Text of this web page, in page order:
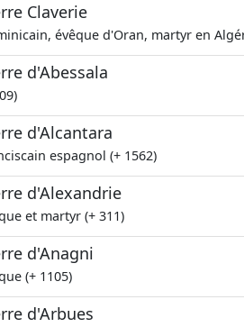
Claverie
évêque d'Oran, martyr en
d'Abessala
d'Alcantara
espagnol (+ 1562)
d'Alexandrie
et martyr (+ 311)
d'Anagni
(+ 1105)
d'Arbues